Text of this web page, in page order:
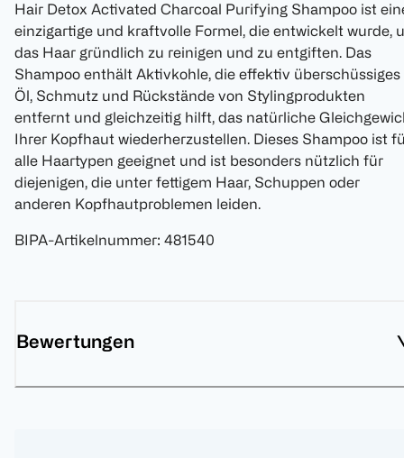
Hair Detox Activated Charcoal Purifying Shampoo ist
einzigartige und kraftvolle Formel, die entwickelt wurde,
das Haar gründlich zu reinigen und zu entgiften. Das
Shampoo enthält Aktivkohle, die effektiv überschüssiges
Öl, Schmutz und Rückstände von Stylingprodukten
entfernt und gleichzeitig hilft, das natürliche
Ihrer Kopfhaut wiederherzustellen. Dieses Shampoo ist
alle Haartypen geeignet und ist besonders nützlich für
diejenigen, die unter fettigem Haar, Schuppen oder
anderen Kopfhautproblemen leiden.
BIPA-Artikelnummer: 481540
Bewertungen